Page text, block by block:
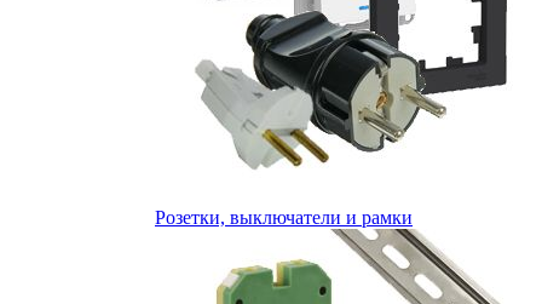
Розетки, выключатели и рамки